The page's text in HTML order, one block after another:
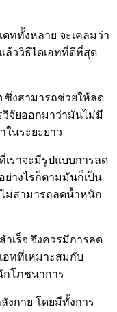
ททั้งหลาย จะเคลมว่า
ล้ววิธีไดเอทที่ดีที่สุด
ซึ่งสามารถช่วยให้ลด
จัยออกมาว่ามันไม่มี
ในระยะยาว
ราจะมีรูปแบบการลด
างไรก็ตามมันก็เป็น
ม่สามารถลดน้ำหนัก
เร็จ จึงควรมีการลด
อทที่เหมาะสมกับ
กโภชนาการ
งกาย โดยมีทั้งการ